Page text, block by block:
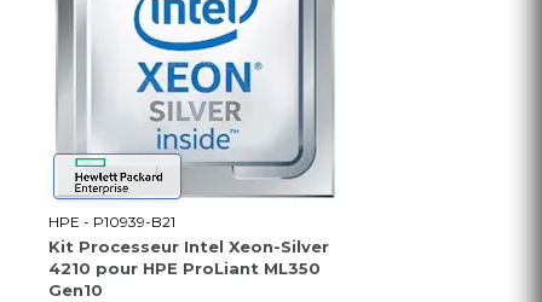
HPE - P10939-B21
Kit Processeur Intel Xeon-Silver
4210 pour HPE ProLiant ML350
Gen10